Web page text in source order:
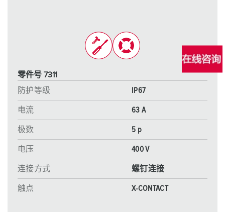
零件号 7311
防护等级
IP67
电流 63 A
极数 5 p
电压 400 V
连接方式 螺钉连接
触点 X-CONTACT